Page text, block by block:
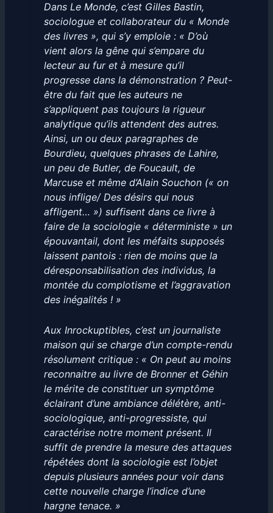
Dans Le Monde, c’est Gilles Bastin,
sociologue et collaborateur du « Monde
des livres », qui s’y emploie : « D’où
vient alors la gêne qui s’empare du
lecteur au fur et à mesure qu’il
progresse dans la démonstration ? Peut-
être du fait que les auteurs ne
s’appliquent pas toujours la rigueur
analytique qu’ils attendent des autres.
Ainsi, un ou deux paragraphes de
Bourdieu, quelques phrases de Lahire,
un peu de Butler, de Foucault, de
Marcuse et même d’Alain Souchon (« on
nous inflige/ Des désirs qui nous
affligent… ») suffisent dans ce livre à
faire de la sociologie « déterministe » un
épouvantail, dont les méfaits supposés
laissent pantois : rien de moins que la
déresponsabilisation des individus, la
montée du complotisme et l’aggravation
des inégalités ! »
Aux Inrockuptibles, c’est un journaliste
maison qui se charge d’un compte-rendu
résolument critique : « On peut au moins
reconnaitre au livre de Bronner et Géhin
le mérite de constituer un symptôme
éclairant d’une ambiance délétère, anti-
sociologique, anti-progressiste, qui
caractérise notre moment présent. Il
suffit de prendre la mesure des attaques
répétées dont la sociologie est l’objet
depuis plusieurs années pour voir dans
cette nouvelle charge l’indice d’une
hargne tenace. »